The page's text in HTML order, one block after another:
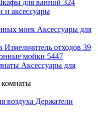
для ванной 324
и аксессуары
Аксессуары для
Измельчитель отходов 39
мойки 5447
Аксессуары для
комнаты
Держатели